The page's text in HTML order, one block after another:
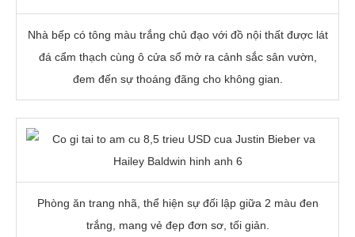
Nhà bếp có tông màu trắng chủ đạo với đồ nội thất được lát
đá cẩm thạch cùng ô cửa sổ mở ra cảnh sắc sân vườn,
đem đến sự thoáng đãng cho không gian.
Phòng ăn trang nhã, thể hiện sự đối lập giữa 2 màu đen
trắng, mang vẻ đẹp đơn sơ, tối giản.